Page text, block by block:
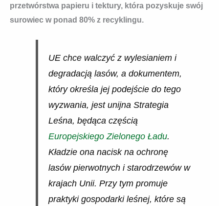
przetwórstwa papieru i tektury, która pozyskuje swój
surowiec w ponad 80% z recyklingu.
UE chce walczyć z wylesianiem i
degradacją lasów, a dokumentem,
który określa jej podejście do tego
wyzwania, jest unijna Strategia
Leśna, będąca częścią
Europejskiego Zielonego Ładu.
Kładzie ona nacisk na ochronę
lasów pierwotnych i starodrzewów w
krajach Unii. Przy tym promuje
praktyki gospodarki leśnej, które są